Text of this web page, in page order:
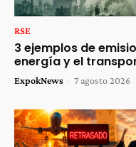
RSE
3 ejemplos de
energía y el
ExpokNews - 7 agosto 2026